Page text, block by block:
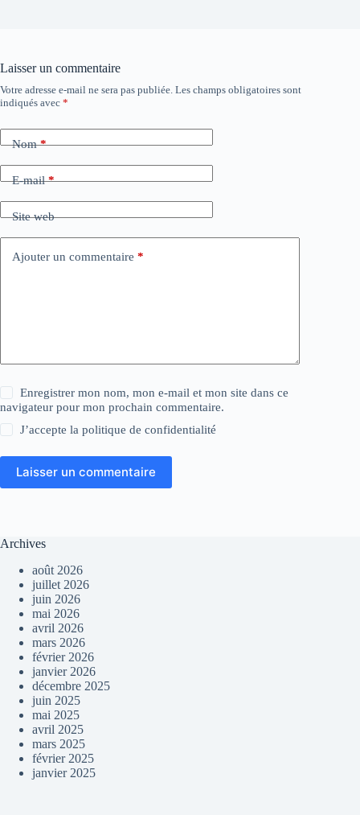
Laisser un commentaire
Votre adresse e-mail ne sera pas publiée. Les champs obligatoires sont
indiqués avec *
Nom*
E-mail*
Site web
Ajouter un commentaire *
Enregistrer mon nom, mon e-mail et mon site dans ce
navigateur pour mon prochain commentaire.
J’accepte lapolitique de confidentialité
Laisser un commentaire
Archives
août 2026
juillet 2026
juin 2026
mai 2026
avril 2026
mars 2026
février 2026
janvier 2026
décembre 2025
juin 2025
mai 2025
avril 2025
mars 2025
février 2025
janvier 2025